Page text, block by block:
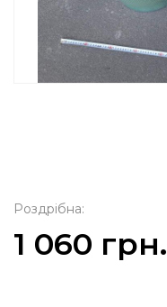
Роздрібна:
1 060 грн.